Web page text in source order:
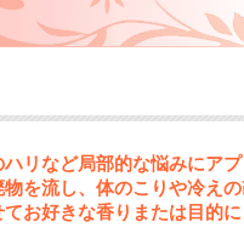
リなど局部的な悩みにア
を流し、体のこりや冷え
お好きな香りまたは目的